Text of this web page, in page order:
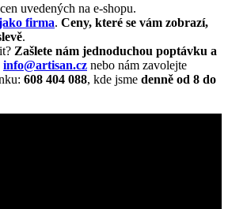
uvedených na e-shopu.
firma. Ceny, které se vám zobrazí,
.
Zašlete nám jednoduchou poptávku a
info@artisan.cz nebo nám zavolejte
608 404 088, kde jsme denně od 8 do